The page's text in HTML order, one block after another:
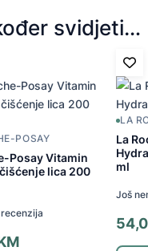
svidjeti…
POSAY
Posay Vitamin
lica 200
LA
La
ml
Još